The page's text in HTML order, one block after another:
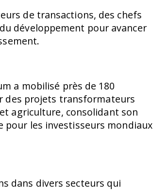
de transactions, des chefs
développement pour avancer
a mobilisé près de 180
des projets transformateurs
agriculture, consolidant son
les investisseurs mondiaux
dans divers secteurs qui